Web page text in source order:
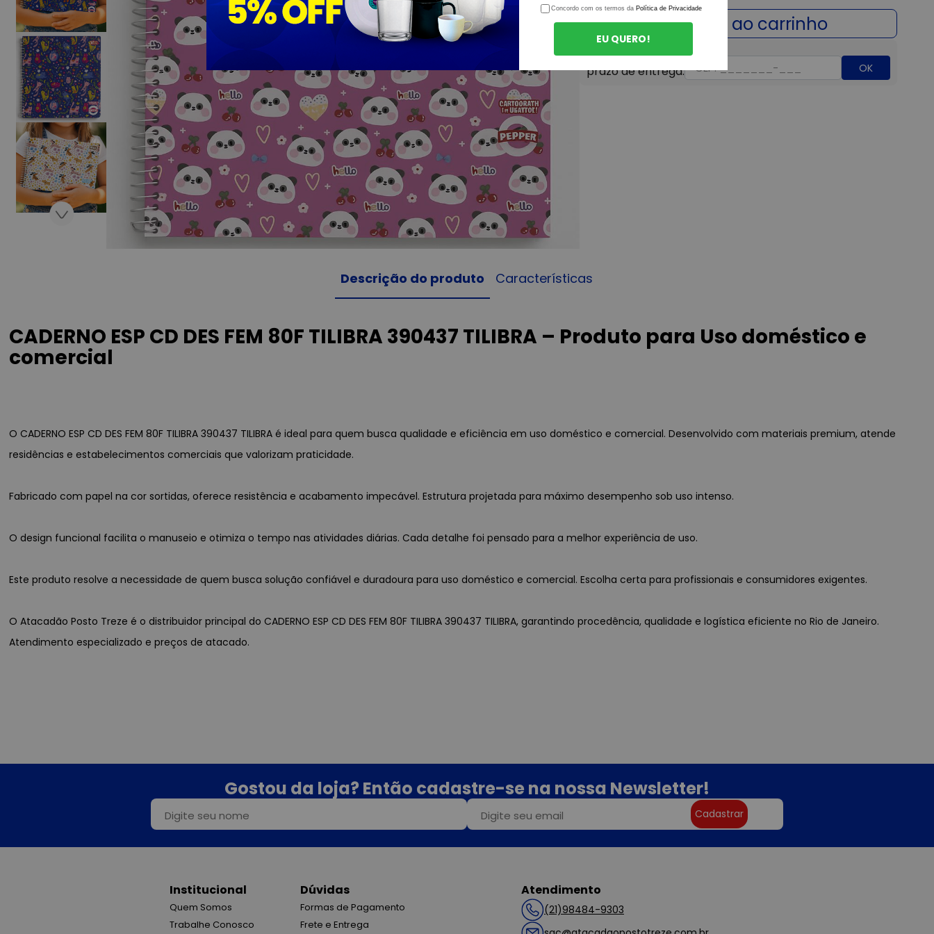
OK
Descrição do produto Características
CADERNO ESP CD DES FEM 80F TILIBRA 390437 TILIBRA – Produto para Uso doméstico e
comercial
O CADERNO ESP CD DES FEM 80F TILIBRA 390437 TILIBRA é ideal para quem busca qualidade e eficiência em uso doméstico e comercial. Desenvolvido com materiais premium, atende
residências e estabelecimentos comerciais que valorizam praticidade.
Fabricado com papel na cor sortidas, oferece resistência e acabamento impecável. Estrutura projetada para máximo desempenho sob uso intenso.
O design funcional facilita o manuseio e otimiza o tempo nas atividades diárias. Cada detalhe foi pensado para a melhor experiência de uso.
Este produto resolve a necessidade de quem busca solução confiável e duradoura para uso doméstico e comercial. Escolha certa para profissionais e consumidores exigentes.
O Atacadão Posto Treze é o distribuidor principal do CADERNO ESP CD DES FEM 80F TILIBRA 390437 TILIBRA, garantindo procedência, qualidade e logística eficiente no Rio de Janeiro.
Atendimento especializado e preços de atacado.
Gostou da loja? Então cadastre-se na nossa Newsletter!
Cadastrar
Institucional
Quem Somos
Trabalhe Conosco
Dúvidas
Formas de Pagamento
Frete e Entrega
Atendimento
(21)98484-9303
Concordo com os termos da Política de Privacidade
EU QUERO!